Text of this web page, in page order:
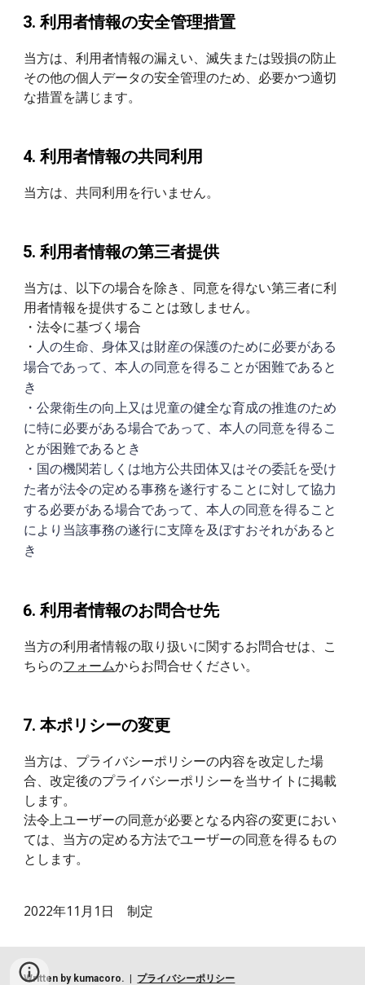
利用者情報の安全管理措置
当方は、利用者情報の漏えい、滅失または毀損の防止
その他の個人データの安全管理のため、必要かつ適切
な措置を講じます。
利用者情報の共同利用
当方は、共同利用を行いません。
利用者情報の第三者提供
当方は、以下の場合を除き、同意を得ない第三者に利
用者情報を提供することは致しません。
・法令に基づく場合
・ 人の生命、身体又は財産の保護のために必要がある
場合であって、本人の同意を得ることが困難であると
き
・公衆衛生の向上又は児童の健全な育成の推進のため
に特に必要がある場合であって、本人の同意を得るこ
とが困難であるとき
・国の機関若しくは地方公共団体又はその委託を受け
た者が法令の定める事務を遂行することに対して協力
する必要がある場合であって、本人の同意を得ること
により当該事務の遂行に支障を及ぼすおそれがあると
き
利用者情報のお問合せ先
当方の利用者情報の取り扱いに関するお問合せは、こ
ちらのフォームからお問合せください。
本ポリシーの変更
当方は、プライバシーポリシーの内容を改定した場
合、改定後のプライバシーポリシーを当サイトに掲載
します。
法令上ユーザーの同意が必要となる内容の変更におい
ては、当方の定める方法でユーザーの同意を得るもの
とします。
2022年11月1日　制定
Written by kumacoro. | プライバシーポリシー